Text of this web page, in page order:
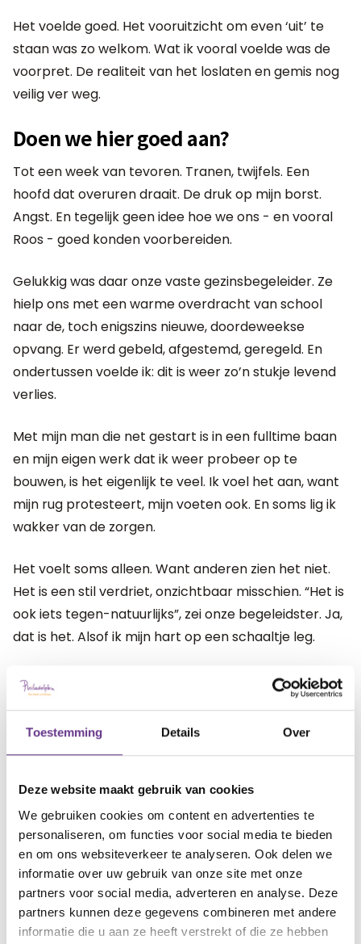
Toestemming Details Over
Deze website maakt gebruik van cookies
We gebruiken cookies om content en advertenties te
personaliseren, om functies voor social media te bieden
en om ons websiteverkeer te analyseren. Ook delen we
informatie over uw gebruik van onze site met onze
partners voor social media, adverteren en analyse. Deze
partners kunnen deze gegevens combineren met andere
informatie die u aan ze heeft verstrekt of die ze hebben
Het voelde goed. Het vooruitzicht om even ‘uit’ te
staan was zo welkom. Wat ik vooral voelde was de
voorpret. De realiteit van het loslaten en gemis nog
veilig ver weg.
Doen we hier goed aan?
Tot een week van tevoren. Tranen, twijfels. Een
hoofd dat overuren draait. De druk op mijn borst.
Angst. En tegelijk geen idee hoe we ons - en vooral
Roos - goed konden voorbereiden.
Gelukkig was daar onze vaste gezinsbegeleider. Ze
hielp ons met een warme overdracht van school
naar de, toch enigszins nieuwe, doordeweekse
opvang. Er werd gebeld, afgestemd, geregeld. En
ondertussen voelde ik: dit is weer zo’n stukje levend
verlies.
Met mijn man die net gestart is in een fulltime baan
en mijn eigen werk dat ik weer probeer op te
bouwen, is het eigenlijk te veel. Ik voel het aan, want
mijn rug protesteert, mijn voeten ook. En soms lig ik
wakker van de zorgen.
Het voelt soms alleen. Want anderen zien het niet.
Het is een stil verdriet, onzichtbaar misschien. “Het is
ook iets tegen-natuurlijks”, zei onze begeleidster. Ja,
dat is het. Alsof ik mijn hart op een schaaltje leg.
Gelukkig voel ik me ook gesteund door de lieve
woorden en knuffels van de mensen om ons heen
die ik het vertel en die het wél begrijpen.
We vertellen het Roos de dag van tevoren (dat
werkt het beste voor haar) en ze is blij. Geen lawine
van vragen, wat we ook niet verwacht hadden. Wél
de verrassing en blijdschap. En duidelijkheid. Want
stiekem had ze al iets door, bleek later. Zelfs al
hielden we alles geheim voor beide kinderen.